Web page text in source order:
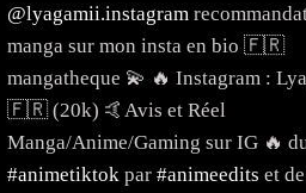
@lyagamii.instagram
manga sur mon insta en bio 🇫🇷
mangatheque 💫 🔥 Instagram :
🇫🇷 (20k) 🤙Avis et Réel
Manga/Anime/Gaming sur IG 🔥
#animetiktok par #animeedits et